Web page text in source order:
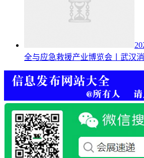
全与应急救援产业博览会丨武汉